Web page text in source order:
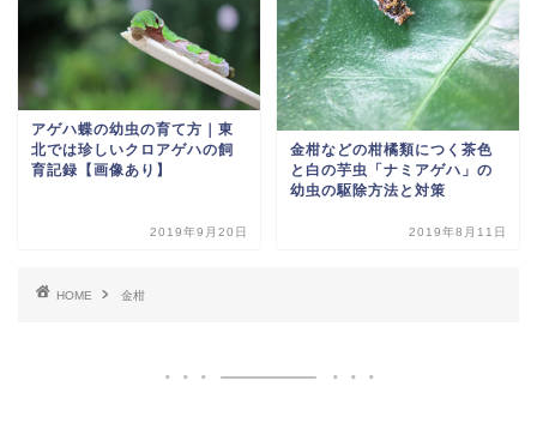
アゲハ蝶の幼虫の育て方｜東
北では珍しいクロアゲハの飼
育記録【画像あり】
2019年9月20日
金柑などの柑橘類につく茶色
と白の芋虫「ナミアゲハ」の
幼虫の駆除方法と対策
2019年8月11日
HOME 金柑